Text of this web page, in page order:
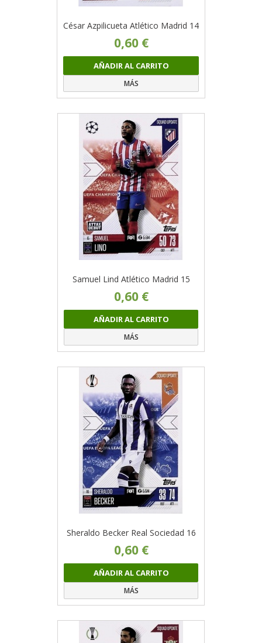
César Azpilicueta Atlético Madrid 14
0,60 €
AÑADIR AL CARRITO
MÁS
Samuel Lind Atlético Madrid 15
0,60 €
AÑADIR AL CARRITO
MÁS
Sheraldo Becker Real Sociedad 16
0,60 €
AÑADIR AL CARRITO
MÁS